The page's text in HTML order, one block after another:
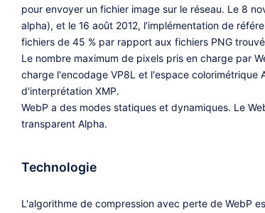
pour envoyer un fichier image sur le réseau. Le 8
alpha), et le 16 août 2012, l'implémentation de
fichiers de 45 % par rapport aux fichiers PNG
Le nombre maximum de pixels pris en charge par
charge l'encodage VP8L et l'espace colorimétrique
d'interprétation XMP.
WebP a des modes statiques et dynamiques. Le
transparent Alpha.
Technologie
L'algorithme de compression avec perte de WebP